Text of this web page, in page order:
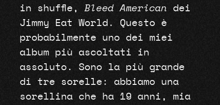
in shuffle, Bleed American dei
Jimmy Eat World. Questo è
probabilmente uno dei miei
album più ascoltati in
assoluto. Sono la più grande
di tre sorelle: abbiamo una
sorellina che ha 19 anni, mia